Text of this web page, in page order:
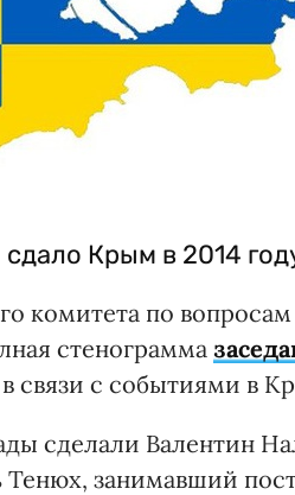
Крым в 2014
комитета по
стенограмма
связи с событиями в
сделали Валентин
Тенюх, занимавший